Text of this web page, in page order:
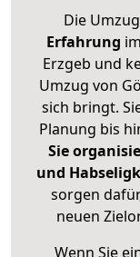
Die
Erfahrung
Erzgeb und
Umzug von
sich bringt.
Planung bis
Sie
und
sorgen
neuen
Wenn Sie